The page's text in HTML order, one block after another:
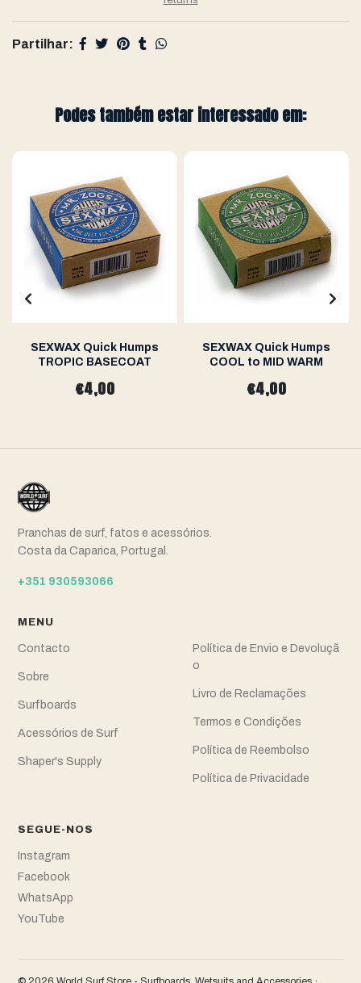
Partilhar:
Podes também estar interessado em:
SEXWAX Quick Humps
TROPIC BASECOAT
€4,00
SEXWAX Quick Humps
COOL to MID WARM
€4,00
Pranchas de surf, fatos e acessórios.
Costa da Caparica, Portugal.
+351 930593066
MENU
Contacto
Sobre
Surfboards
Acessórios de Surf
Shaper's Supply
Política de Envio e Devoluçã
o
Livro de Reclamações
Termos e Condições
Política de Reembolso
Política de Privacidade
SEGUE-NOS
Instagram
Facebook
WhatsApp
YouTube